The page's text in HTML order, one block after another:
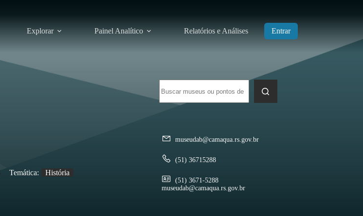
Explorar Painel Analítico Relatórios e Análises Entrar
resultados
museudab@camaqua.rs.gov.br
(51) 36715288
(51) 3671-5288
museudab@camaqua.rs.gov.br
Temática:
História